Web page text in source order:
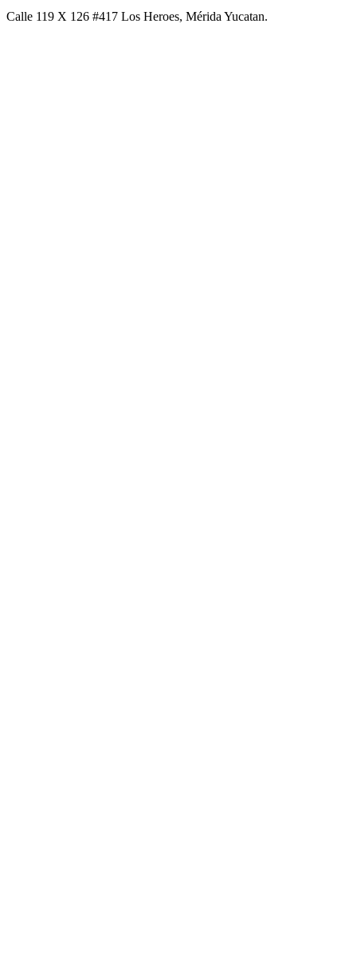
Calle 119 X 126 #417 Los Heroes, Mérida Yucatan.